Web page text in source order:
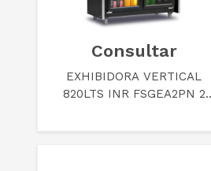
Consultar
EXHIBIDORA VERTICAL
820LTS INR FSGEA2PN 2